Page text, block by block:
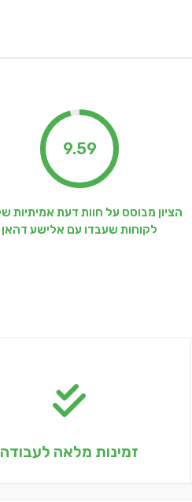
9.59
לקוחות שעבדו עם אלישע דהאן
זמינות מלאה לעבודה